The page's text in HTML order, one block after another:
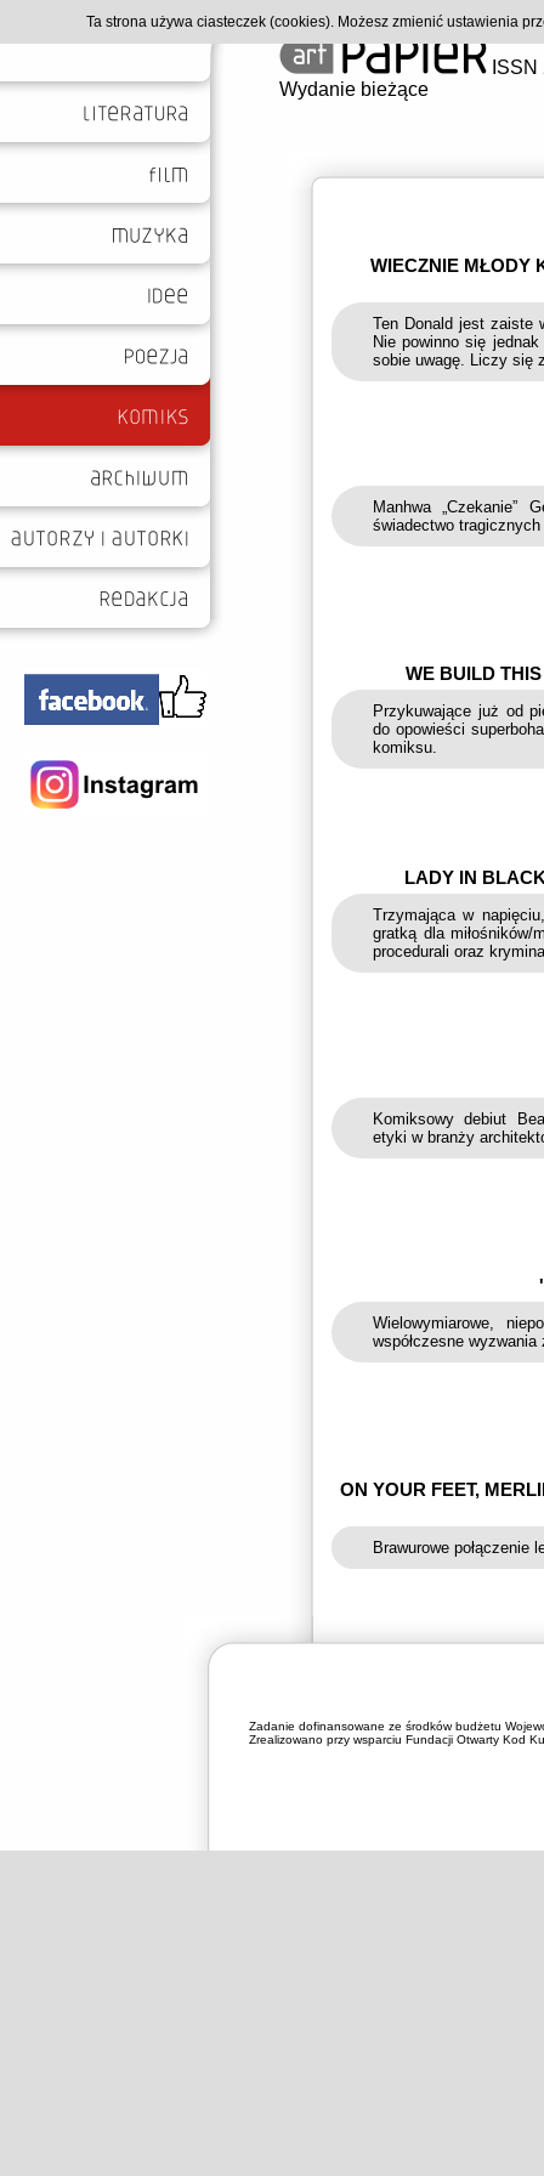
Wydanie bieżące
WIECZNIE MŁODY
Ten Donald jest zaiste
Nie powinno się
sobie uwagę. Liczy się
Manhwa „Czekanie”
świadectwo
WE BUILD
Przykuwające już od
do opowieści
komiksu.
LADY IN
Trzymająca w
gratką dla miłośników/
procedurali oraz
Komiksowy debiut
etyki w branży
Wielowymiarowe,
współczesne
ON YOUR FEET,
Brawurowe
Zadanie dofinansowane ze środków budżetu
Zrealizowano przy wsparciu Fundacji Otwarty Kod
Ta strona używa ciasteczek (cookies). Możesz zmienić ustawienia